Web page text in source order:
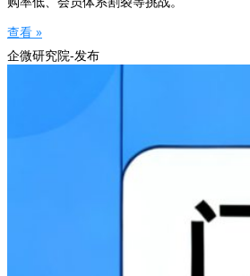
查看 »
企微研究院-发布